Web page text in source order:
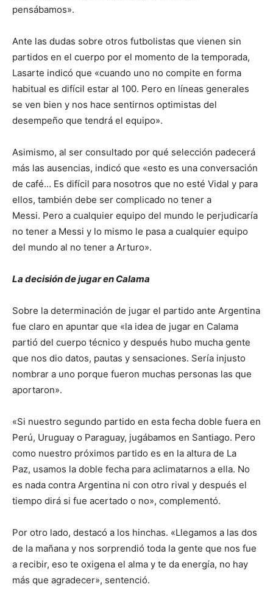
pensábamos».
Ante las dudas sobre otros futbolistas que vienen sin
partidos en el cuerpo por el momento de la temporada,
Lasarte indicó que «cuando uno no compite en forma
habitual es difícil estar al 100. Pero en líneas generales
se ven bien y nos hace sentirnos optimistas del
desempeño que tendrá el equipo».
Asimismo, al ser consultado por qué selección padecerá
más las ausencias, indicó que «esto es una conversación
de café… Es difícil para nosotros que no esté Vidal y para
ellos, también debe ser complicado no tener a
Messi. Pero a cualquier equipo del mundo le perjudicaría
no tener a Messi y lo mismo le pasa a cualquier equipo
del mundo al no tener a Arturo».
La decisión de jugar en Calama
Sobre la determinación de jugar el partido ante Argentina
fue claro en apuntar que «la idea de jugar en Calama
partió del cuerpo técnico y después hubo mucha gente
que nos dio datos, pautas y sensaciones. Sería injusto
nombrar a uno porque fueron muchas personas las que
aportaron».
«Si nuestro segundo partido en esta fecha doble fuera en
Perú, Uruguay o Paraguay, jugábamos en Santiago. Pero
como nuestro próximos partido es en la altura de La
Paz, usamos la doble fecha para aclimatarnos a ella. No
es nada contra Argentina ni con otro rival y después el
tiempo dirá si fue acertado o no», complementó.
Por otro lado, destacó a los hinchas. «Llegamos a las dos
de la mañana y nos sorprendió toda la gente que nos fue
a recibir, eso te oxigena el alma y te da energía, no hay
más que agradecer», sentenció.